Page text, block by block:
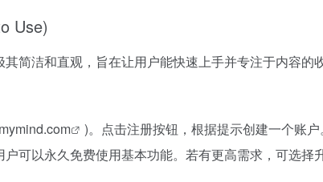
Use)
简洁和直观，旨在让用户能快速上手并专注于内容的
)。点击注册按钮，根据提示创建一个账
可以永久免费使用基本功能。若有更高需求，可选择